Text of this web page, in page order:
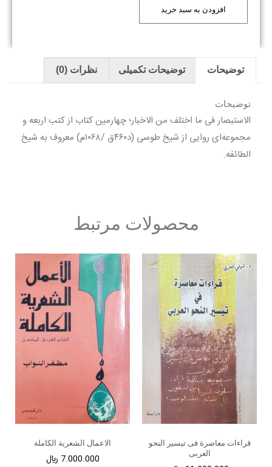
افزودن به سبد خرید
توضیحات توضیحات تکمیلی نظرات (0)
توضیحات
الاستبصار فی ما اختلف من الاخبار؛ چهارمین کتاب از کتب اربعه و
مجموعه‌ای روایی از شیخ طوسی (د۴۶۰ق /۱۰۶۸م) معروف به شیخ
الطائفه.
محصولات مرتبط
قراءات معاصرة فی تیسیر النحو
العربی
الاعمال الشعریة الکاملة
7.000.000 ﷼